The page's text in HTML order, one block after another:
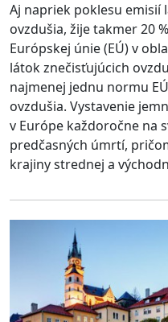
Aj napriek poklesu emisií
ovzdušia, žije takmer 20
Európskej únie (EÚ) v
látok znečisťujúcich
najmenej jednu normu
ovzdušia. Vystavenie
v Európe každoročne na
predčasných úmrtí,
krajiny strednej a